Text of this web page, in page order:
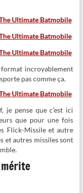
incroyablement
pas comme ça.
je pense que c’est ici
que pour une fois
Flick-Missile et autre
et autres missiles sont